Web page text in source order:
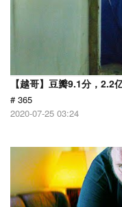
【越哥】豆瓣9.1分，2.2
# 365
2020-07-25 03:24